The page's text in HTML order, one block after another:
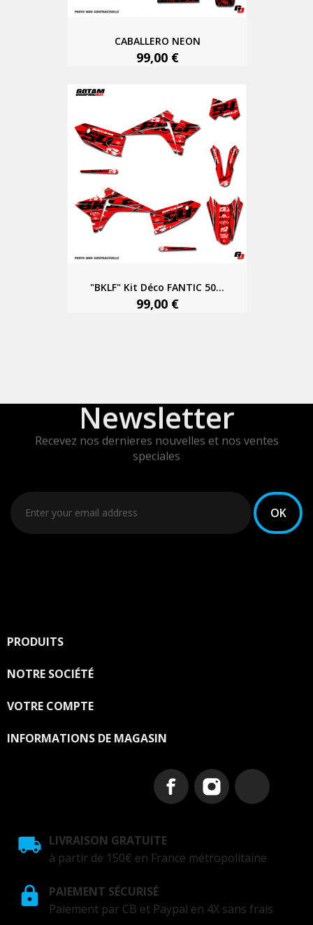
CABALLERO NEON
99,00 €
"BKLF" Kit Déco FANTIC 50...
99,00 €
Newsletter
Recevez nos dernieres nouvelles et nos ventes
speciales
PRODUITS
NOTRE SOCIÉTÉ
VOTRE COMPTE
INFORMATIONS DE MAGASIN
LIVRAISON GRATUITE
à partir de 150€ en France métropolitaine
PAIEMENT SÉCURISÉ
Paiement par CB et Paypal en 4X sans frais